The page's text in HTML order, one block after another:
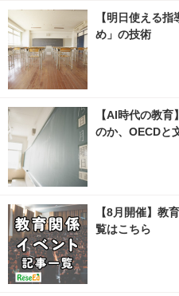
【明日使える
め」の技術
【AI時代の教
のか、OECDと
【8月開催】教
覧はこちら